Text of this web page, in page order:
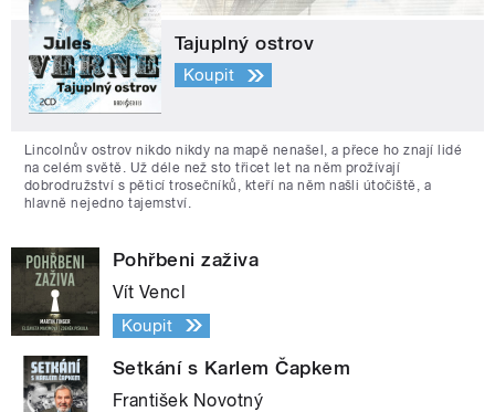
Tajuplný ostrov
Koupit
Lincolnův ostrov nikdo nikdy na mapě nenašel, a přece ho znají lidé
na celém světě. Už déle než sto třicet let na něm prožívají
dobrodružství s pěticí trosečníků, kteří na něm našli útočiště, a
hlavně nejedno tajemství.
Pohřbeni zaživa
Vít Vencl
Koupit
Setkání s Karlem Čapkem
František Novotný